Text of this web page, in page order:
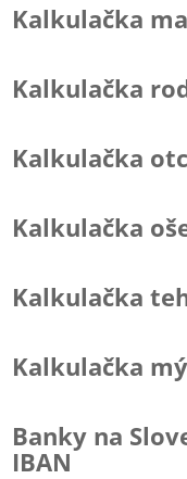
Kalkulačka
Kalkulačka
Kalkulačka
Kalkulačka
Kalkulačka
Kalkulačka
Banky na
IBAN